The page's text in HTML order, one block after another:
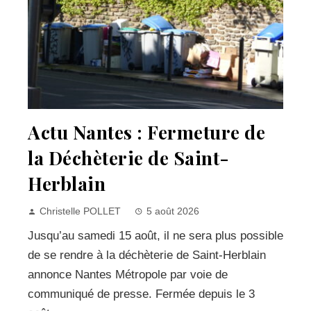
Actu Nantes : Fermeture de
la Déchèterie de Saint-
Herblain
Christelle POLLET 5 août 2026
Jusqu’au samedi 15 août, il ne sera plus possible
de se rendre à la déchèterie de Saint-Herblain
annonce Nantes Métropole par voie de
communiqué de presse. Fermée depuis le 3